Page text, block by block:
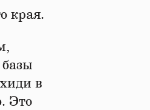
края.
в
Это